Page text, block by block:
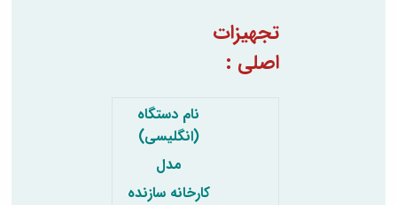
تجهیزات
اصلی :
نام دستگاه
(انگلیسی)
مدل
کارخانه سازنده